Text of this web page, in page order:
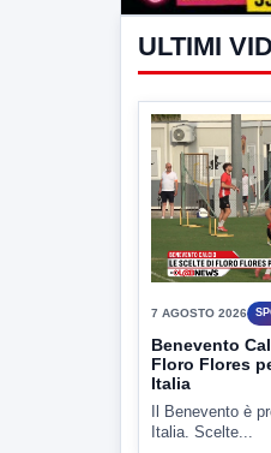
Benevento
Italia
Il Benevento è
Italia. Scelte...
7 AGOSTO 2026
Miasmi e
Nessuna nuova